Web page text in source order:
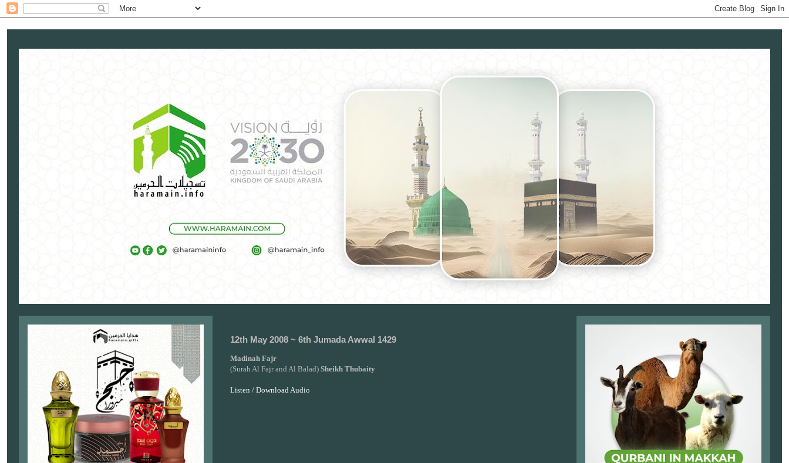
12th May 2008 ~ 6th Jumada Awwal 1429
Madinah Fajr
(Surah Al Fajr and Al Balad) Sheikh Thubaity
Listen / Download Audio